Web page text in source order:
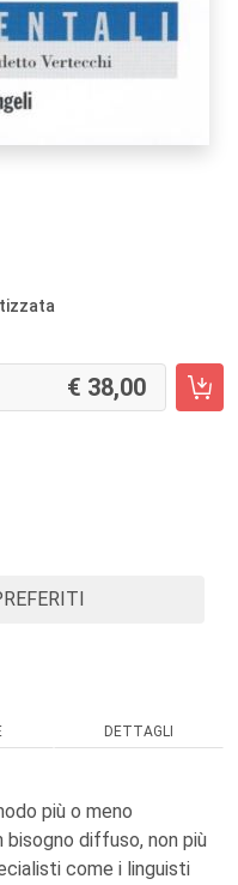
38,00
DETTAGLI
più o meno
diffuso, non più
come i linguisti